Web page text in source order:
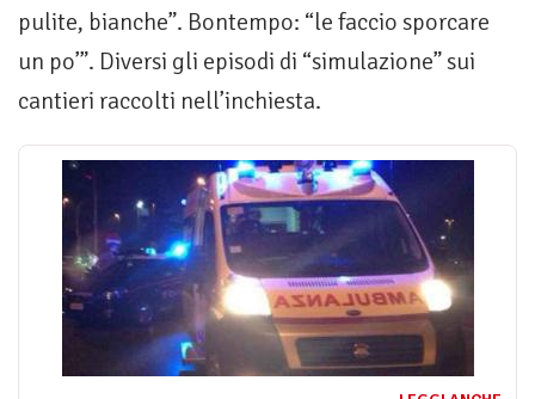
pulite, bianche”. Bontempo: “le faccio sporcare
un po’”. Diversi gli episodi di “simulazione” sui
cantieri raccolti nell’inchiesta.